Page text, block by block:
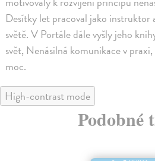
Desítky let pracoval jako instruktor
světě. V Portále dále vyšly jeho
svět, Nenásilná komunikace v
moc.
High-contrast mode
Podobné